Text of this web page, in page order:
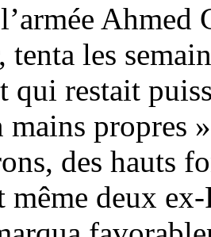
les
qui restait
mains propres
des hauts
même deux